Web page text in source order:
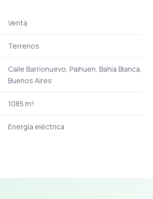
Venta
Terrenos
Calle Barrionuevo, Paihuen, Bahía Blanca,
Buenos Aires
1085 m²
Energía eléctrica